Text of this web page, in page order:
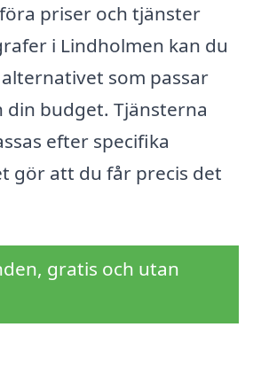
priser och tjänster
i Lindholmen kan du
som passar
din budget. Tjänsterna
efter specifika
gör att du får precis det
gratis och utan